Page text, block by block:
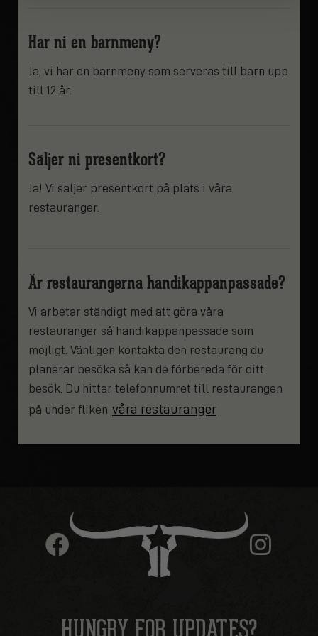
Har ni en barnmeny?
Ja, vi har en barnmeny som serveras till barn upp
till 12 år.
Säljer ni presentkort?
Ja! Vi säljer presentkort på plats i våra
restauranger.
Är restaurangerna handikappanpassade?
Vi arbetar ständigt med att göra våra
restauranger så handikappanpassade som
möjligt. Vänligen kontakta den restaurang du
planerar besöka så kan de förbereda för ditt
besök. Du hittar telefonnumret till restaurangen
på under fliken våra restauranger